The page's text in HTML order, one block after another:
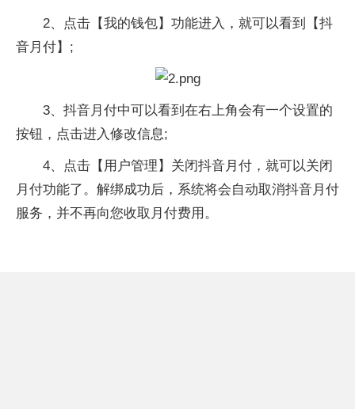
2、点击【我的钱包】功能进入，就可以看到【抖
音月付】;
3、抖音月付中可以看到在右上角会有一个设置的
按钮，点击进入修改信息;
4、点击【用户管理】关闭抖音月付，就可以关闭
月付功能了。解绑成功后，系统将会自动取消抖音月付
服务，并不再向您收取月付费用。